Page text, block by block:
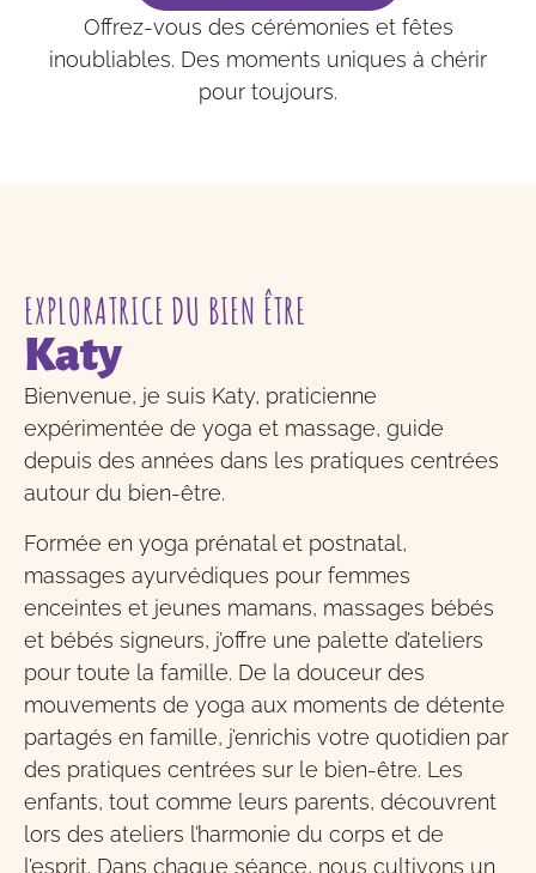
Offrez-vous des cérémonies et fêtes
inoubliables. Des moments uniques à chérir
pour toujours.
EXPLORATRICE DU BIEN ÊTRE
Katy
Bienvenue, je suis Katy, praticienne
expérimentée de yoga et massage, guide
depuis des années dans les pratiques centrées
autour du bien-être.
Formée en yoga prénatal et postnatal,
massages ayurvédiques pour femmes
enceintes et jeunes mamans, massages bébés
et bébés signeurs, j’offre une palette d’ateliers
pour toute la famille. De la douceur des
mouvements de yoga aux moments de détente
partagés en famille, j’enrichis votre quotidien par
des pratiques centrées sur le bien-être. Les
enfants, tout comme leurs parents, découvrent
lors des ateliers l’harmonie du corps et de
l’esprit. Dans chaque séance, nous cultivons un